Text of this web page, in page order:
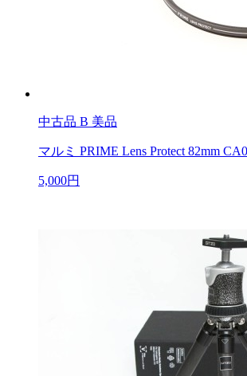
中古品 B 美品
マルミ PRIME Lens Protect 82mm
5,000円